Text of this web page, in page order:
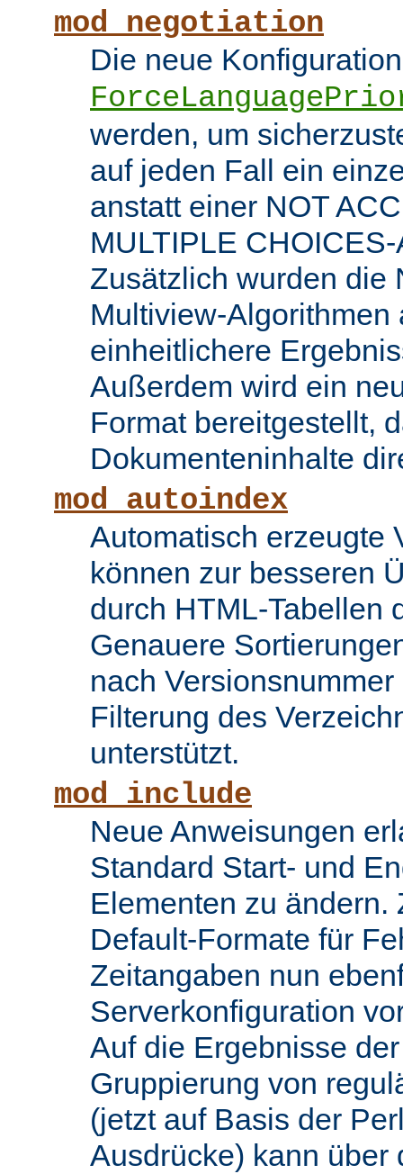
mod_negotiation
Die neue
werden, um
auf jeden Fall ein
anstatt einer NOT
MULTIPLE
Zusätzlich wurden die
Multiview-Algorithmen
einheitlichere
Außerdem wird ein
Format bereitgestellt,
Dokumenteninhalte
mod_autoindex
Automatisch erzeugte
können zur besseren
durch HTML-Tabellen
Genauere
nach
Filterung des
unterstützt.
mod_include
Neue Anweisungen
Standard Start- und
Elementen zu ändern.
Default-Formate für
Zeitangaben nun
Serverkonfiguration
Auf die Ergebnisse
Gruppierung von
(jetzt auf Basis der
Ausdrücke) kann über